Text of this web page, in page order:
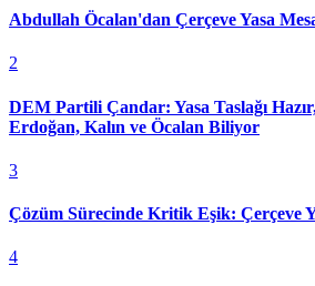
Abdullah Öcalan'dan Çerçeve Yasa
2
DEM Partili Çandar: Yasa Taslağı
Erdoğan, Kalın ve Öcalan Biliyor
3
Çözüm Sürecinde Kritik Eşik: Çerçeve
4